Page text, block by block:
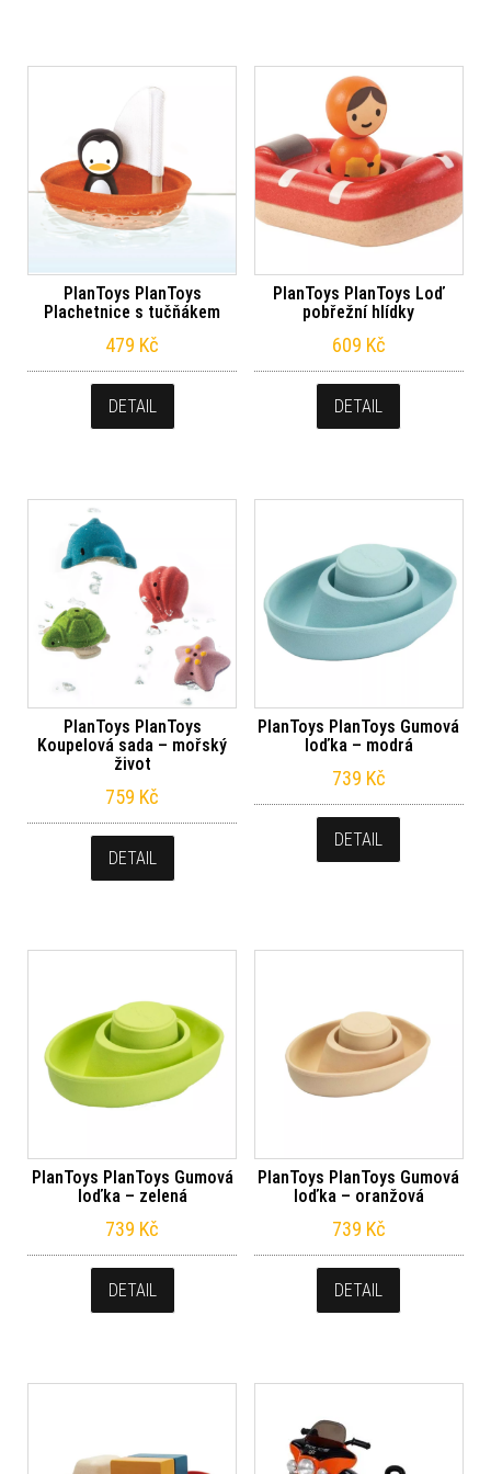
PlanToys PlanToys
Plachetnice s tučňákem
479 Kč
DETAIL
PlanToys PlanToys Loď
pobřežní hlídky
609 Kč
DETAIL
PlanToys PlanToys
Koupelová sada – mořský
život
759 Kč
DETAIL
PlanToys PlanToys Gumová
loďka – modrá
739 Kč
DETAIL
PlanToys PlanToys Gumová
loďka – zelená
739 Kč
DETAIL
PlanToys PlanToys Gumová
loďka – oranžová
739 Kč
DETAIL